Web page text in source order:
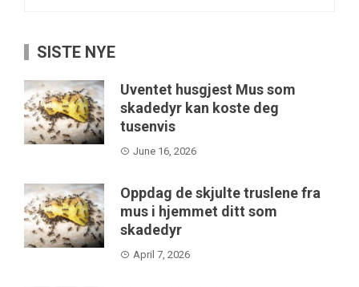
SISTE NYE
Uventet husgjest Mus som
skadedyr kan koste deg
tusenvis
June 16, 2026
Oppdag de skjulte truslene fra
mus i hjemmet ditt som
skadedyr
April 7, 2026